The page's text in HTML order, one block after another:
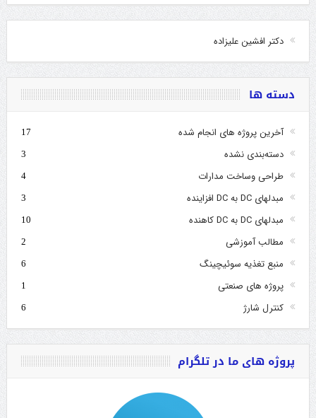
دکتر افشین علیزاده
دسته ها
آخرین پروژه های انجام شده 17
دسته‌بندی نشده 3
طراحی وساخت مدارات 4
مبدلهای DC به DC افزاینده 3
مبدلهای DC به DC کاهنده 10
مطالب آموزشی 2
منبع تغذیه سوئیچینگ 6
پروژه های صنعتی 1
کنترل شارژ 6
پروژه های ما در تلگرام